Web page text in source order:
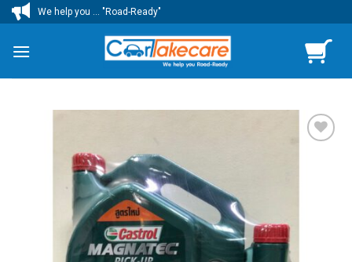
ข้าม
ไป
We help you ... "Road-Ready"